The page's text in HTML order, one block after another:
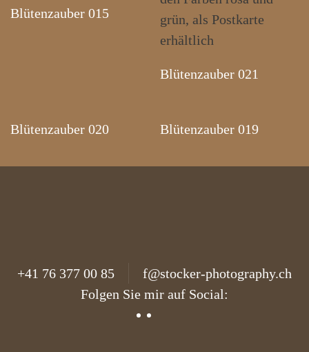
Blütenzauber 015
Blütenzauber 021
Blütenzauber 020 Blütenzauber 019
+41 76 377 00 85
f@stocker-photography.ch
Folgen Sie mir auf Social: